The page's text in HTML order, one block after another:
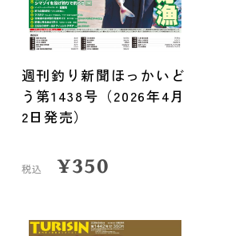
週刊釣り新聞ほっかいど
う第1438号（2026年4月
2日発売）
税込 ¥350